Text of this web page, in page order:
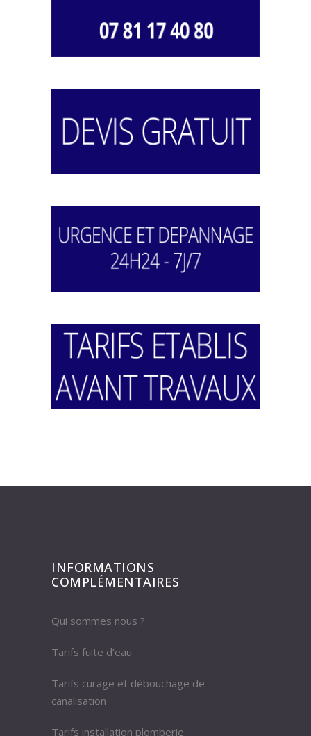
INFORMATIONS
COMPLÉMENTAIRES
Qui sommes nous ?
Tarifs fuite d’eau
Tarifs curage et débouchage de
canalisation
Tarifs installation plomberie